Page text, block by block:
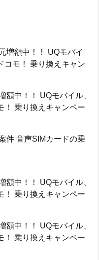
増額中！！ UQモバイ
コモ！ 乗り換えキャン
額中！！ UQモバイル、
！ 乗り換えキャンペー
件 音声SIMカードの乗
額中！！ UQモバイル、
！ 乗り換えキャンペー
額中！！ UQモバイル、
！ 乗り換えキャンペー